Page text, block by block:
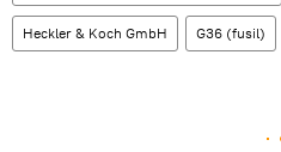
Heckler & Koch GmbH G36 (fusil)